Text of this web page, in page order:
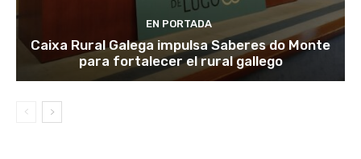
EN PORTADA
Caixa Rural Galega impulsa Saberes do Monte
para fortalecer el rural gallego